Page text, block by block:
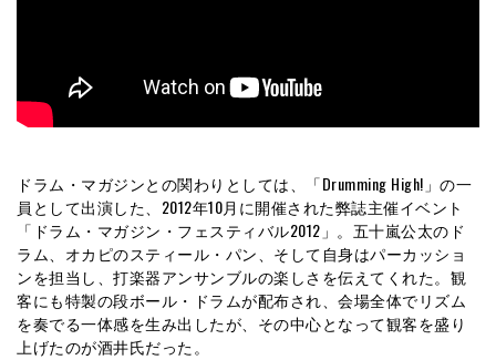
ドラム・マガジンとの関わりとしては、「Drumming High!」の一
員として出演した、2012年10月に開催された弊誌主催イベント
「ドラム・マガジン・フェスティバル2012」。五十嵐公太のド
ラム、オカピのスティール・パン、そして自身はパーカッショ
ンを担当し、打楽器アンサンブルの楽しさを伝えてくれた。観
客にも特製の段ボール・ドラムが配布され、会場全体でリズム
を奏でる一体感を生み出したが、その中心となって観客を盛り
上げたのが酒井氏だった。